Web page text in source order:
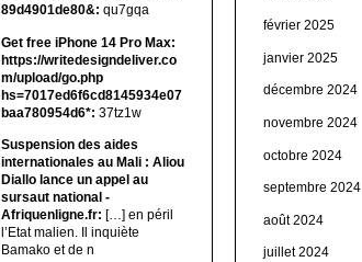
89d4901de80&: qu7gqa
Get free iPhone 14 Pro Max:
https://writedesigndeliver.co
m/upload/go.php
hs=7017ed6f6cd8145934e07
baa780954d6*: 37tz1w
Suspension des aides
internationales au Mali : Aliou
Diallo lance un appel au
sursaut national -
Afriquenligne.fr: […] en péril
l’Etat malien. Il inquiète
Bamako et de n
février 2025
janvier 2025
décembre 2024
novembre 2024
octobre 2024
septembre 2024
août 2024
juillet 2024